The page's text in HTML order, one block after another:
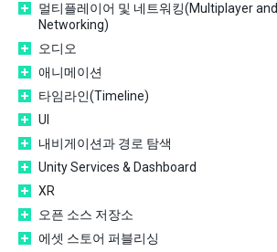
멀티플레이어 및 네트워킹(Multiplayer and
Networking)
오디오
애니메이션
타임라인(Timeline)
UI
내비게이션과 경로 탐색
Unity Services & Dashboard
XR
오픈 소스 저장소
에셋 스토어 퍼블리싱